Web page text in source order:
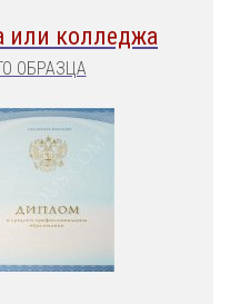
или колледжа
ОБРАЗЦА